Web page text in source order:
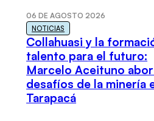
06 DE AGOSTO 2026
NOTICIAS
Collahuasi y la
talento para el futuro:
Marcelo Aceituno
desafíos de la minería
Tarapacá